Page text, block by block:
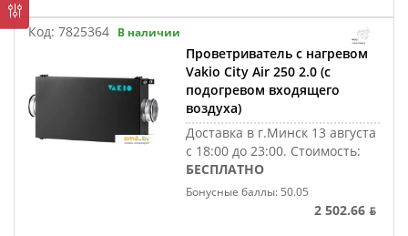
Код: 7825364 В наличии
Проветриватель с нагревом
Vakio City Air 250 2.0 (с
подогревом входящего
воздуха)
Доставка в г.Минск 13 августа
с 18:00 до 23:00. Стоимость:
БЕСПЛАТНО
Бонусные баллы: 50.05
2 502.66 ƃ